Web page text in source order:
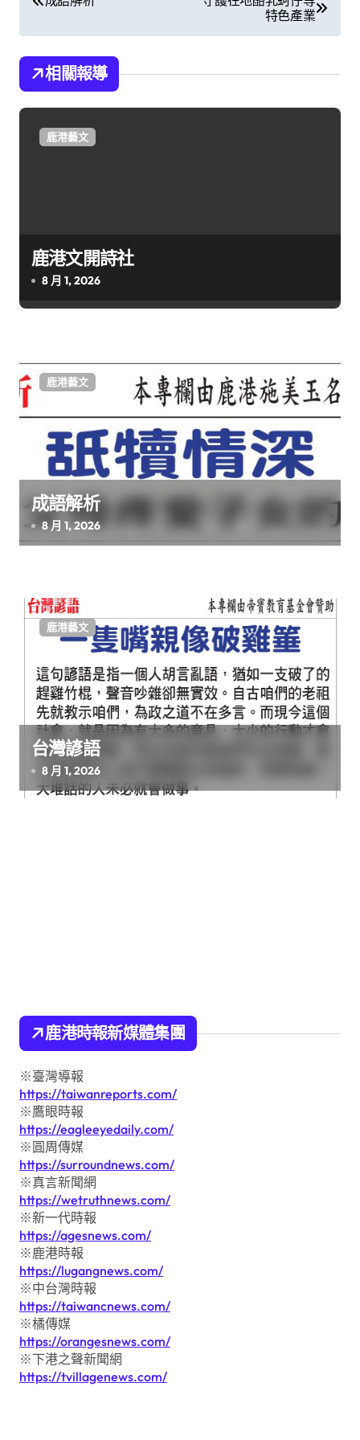
章
導
覽
特色產業
相關報導
鹿港藝文
鹿港文開詩社
8 月 1, 2026
鹿港藝文
成語解析
8 月 1, 2026
鹿港藝文
台灣諺語
8 月 1, 2026
鹿港時報新媒體集團
※臺灣導報
https://taiwanreports.com/
※鷹眼時報
https://eagleeyedaily.com/
※圓周傳媒
https://surroundnews.com/
※真言新聞網
https://wetruthnews.com/
※新一代時報
https://agesnews.com/
※鹿港時報
https://lugangnews.com/
※中台灣時報
https://taiwancnews.com/
※橘傳媒
https://orangesnews.com/
※下港之聲新聞網
https://tvillagenews.com/